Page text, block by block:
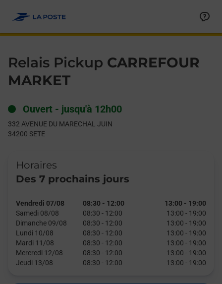
Relais Pickup CARREFOUR
MARKET
Ouvert - jusqu'à 12h00
332 AVENUE DU MARECHAL JUIN
34200 SETE
Horaires
Des 7 prochains jours
Vendredi 07/08 08:30 - 12:00 13:00 - 19:00
Samedi 08/08
08:30 - 12:00 13:00 - 19:00
Dimanche 09/08
08:30 - 12:00 13:00 - 19:00
Lundi 10/08
08:30 - 12:00 13:00 - 19:00
Mardi 11/08
08:30 - 12:00 13:00 - 19:00
Mercredi 12/08
08:30 - 12:00 13:00 - 19:00
Jeudi 13/08
08:30 - 12:00 13:00 - 19:00